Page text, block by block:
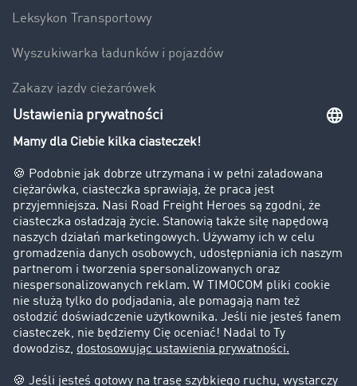
Leksykon Transportowy
Wyszukiwarka ładunków i pojazdów
Zakazy jazdy ciężarówek
Bezpieczeństwo
Firma
Historie sukcesu
Klienci pozyskują nowych klientów
Informacje prawne
Impressum
OWU